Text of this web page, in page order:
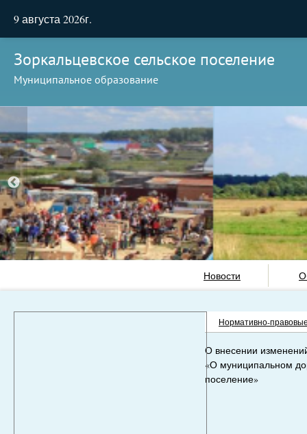
9 августа 2026г.
Зоркальцевское сельское поселение
Муниципальное образование
Новости
Нормативно-
О внесении
«О муниципальном
поселение»